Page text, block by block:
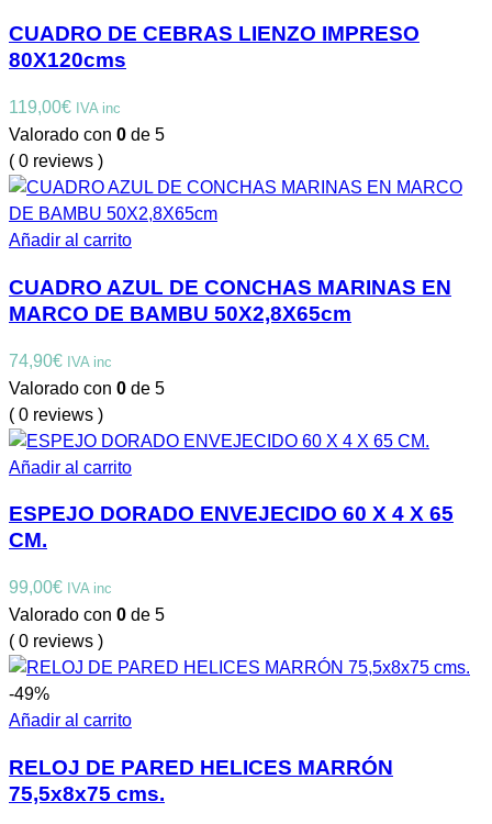
CUADRO DE CEBRAS LIENZO IMPRESO
80X120cms
119,00€ IVA inc
Valorado con 0 de 5
( 0 reviews )
Añadir al carrito
CUADRO AZUL DE CONCHAS MARINAS EN
MARCO DE BAMBU 50X2,8X65cm
74,90€ IVA inc
Valorado con 0 de 5
( 0 reviews )
Añadir al carrito
ESPEJO DORADO ENVEJECIDO 60 X 4 X 65
CM.
99,00€ IVA inc
Valorado con 0 de 5
( 0 reviews )
-49%
Añadir al carrito
RELOJ DE PARED HELICES MARRÓN
75,5x8x75 cms.